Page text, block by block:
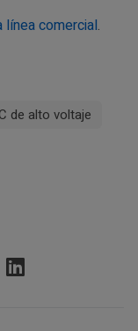
línea comercial.
de alto voltaje